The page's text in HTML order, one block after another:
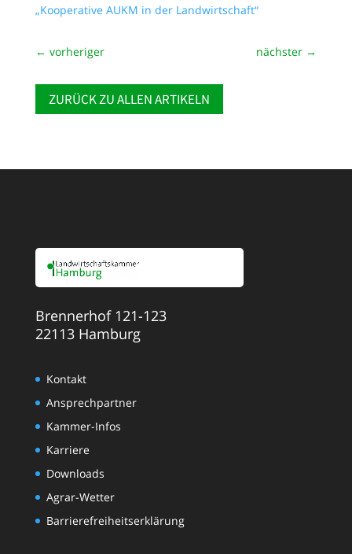
„Kooperative AUKM in der Landwirtschaft“
← vorheriger nächster →
ZURÜCK ZU ALLEN ARTIKELN
Brennerhof 121-123
22113 Hamburg
Kontakt
Ansprechpartner
Kammer-Infos
Karriere
Downloads
Agrar-Wetter
Barrierefreiheitserklärung